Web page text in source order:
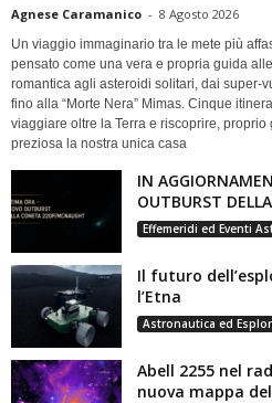
Agnese Caramanico - 8 Agosto 2026
Un viaggio immaginario tra le mete più
pensato come una vera e propria guida
romantica agli asteroidi solitari, dai super-
fino alla “Morte Nera” Mimas. Cinque
viaggiare oltre la Terra e riscoprire,
preziosa la nostra unica casa
IN
OUTBURST
Effemeridi ed Eventi
Il futuro
l’Etna
Astronautica ed
Abell 2255 nel
nuova mappa